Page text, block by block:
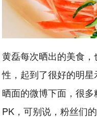
黄磊每次晒出的美食
性，起到了很好的明
晒面的微博下面，很
PK，可别说，粉丝们